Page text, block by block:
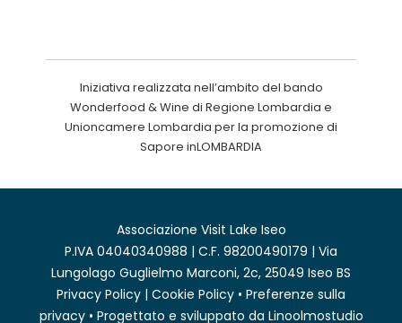
Iniziativa realizzata nell’ambito del bando
Wonderfood & Wine di Regione Lombardia e
Unioncamere Lombardia per la promozione di
Sapore inLOMBARDIA
Associazione Visit Lake Iseo
P.IVA 04040340988 | C.F. 98200490179 | Via
Lungolago Guglielmo Marconi, 2c, 25049 Iseo BS
Privacy Policy | Cookie Policy • Preferenze sulla
privacy• Progettato e sviluppato da Linoolmostudio